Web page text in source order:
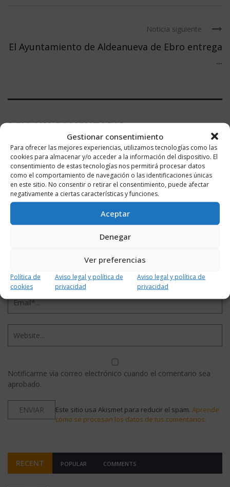
Gestionar consentimiento
Para ofrecer las mejores experiencias, utilizamos tecnologías como las
cookies para almacenar y/o acceder a la información del dispositivo. El
consentimiento de estas tecnologías nos permitirá procesar datos
como el comportamiento de navegación o las identificaciones únicas
en este sitio. No consentir o retirar el consentimiento, puede afectar
negativamente a ciertas características y funciones.
Aceptar
Denegar
Ver preferencias
Política de
cookies
Aviso legal y política de
privacidad
Aviso legal y política de
privacidad
Noticia siguiente
El Ayuntamiento de Aldeanueva de Ebro entrega
...
DEJA UN COMENTARIO
Notificarme vía correo electrónico cuando el comentario sea
aprobado.
Este sitio usa Akismet para reducir el spam. Aprende
cómo se procesan los datos de tus comentarios.
RECENT POPULAR COMMENTS